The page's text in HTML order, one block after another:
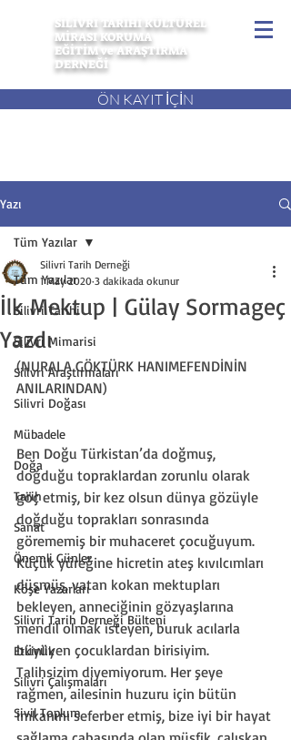
SİLİVRİ TARİHİ KÜLTÜREL
MİRASI KORUMA
EĞİTİM ve ARAŞTIRMA
DERNEĞİ
ÖN KAYIT İÇİN
Yazı
Tüm Yazılar
Silivri Tarihi
Silivri Mimarisi
Silivri Araştırmaları
Silivri Doğası
Mübadele
Doğa
Tarih
Sanat
Önemli Günler
Köşe Yazarları
Silivri Tarih Derneği Bülteni
Etkinlik
Silivri Çalışmaları
Sivil Toplum
Tüm Yazılar
İlk Mektup | Gülay Sormageç
Yazdı
Silivri Tarih Derneği
1 May 2020 3 dakikada okunur
(NURALA GÖKTÜRK HANIMEFENDİNİN
ANILARINDAN)
Ben Doğu Türkistan’da doğmuş,
doğduğu topraklardan zorunlu olarak
göç etmiş, bir kez olsun dünya gözüyle
doğduğu toprakları sonrasında
görememiş bir muhaceret çocuğuyum.
Küçük yüreğine hicretin ateş kıvılcımları
düşmüş, vatan kokan mektupları
bekleyen, anneciğinin gözyaşlarına
mendil olmak isteyen, buruk acılarla
büyüyen çocuklardan birisiyim.
Talihsizim diyemiyorum. Her şeye
rağmen, ailesinin huzuru için bütün
imkanını seferber etmiş, bize iyi bir hayat